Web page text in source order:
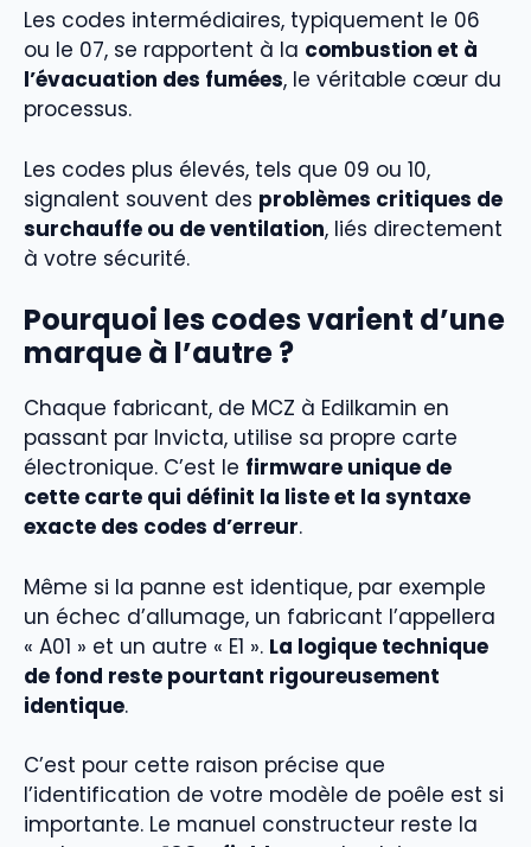
Les codes intermédiaires, typiquement le 06
ou le 07, se rapportent à la combustion et à
l’évacuation des fumées, le véritable cœur du
processus.
Les codes plus élevés, tels que 09 ou 10,
signalent souvent des problèmes critiques de
surchauffe ou de ventilation, liés directement
à votre sécurité.
Pourquoi les codes varient d’une
marque à l’autre ?
Chaque fabricant, de MCZ à Edilkamin en
passant par Invicta, utilise sa propre carte
électronique. C’est le firmware unique de
cette carte qui définit la liste et la syntaxe
exacte des codes d’erreur.
Même si la panne est identique, par exemple
un échec d’allumage, un fabricant l’appellera
« A01 » et un autre « E1 ». La logique technique
de fond reste pourtant rigoureusement
identique.
C’est pour cette raison précise que
l’identification de votre modèle de poêle est si
importante. Le manuel constructeur reste la